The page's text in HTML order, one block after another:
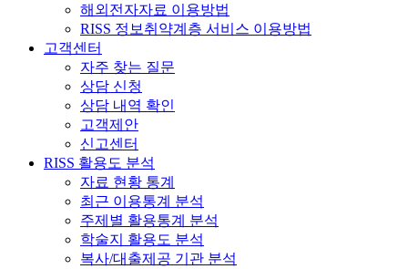
해외전자자료 이용방법
RISS 정보취약계층 서비스 이용방법
고객센터
자주 찾는 질문
상담 신청
상담 내역 확인
고객제안
신고센터
RISS 활용도 분석
자료 현황 통계
최근 이용통계 분석
주제별 활용통계 분석
학술지 활용도 분석
복사/대출제공 기관 분석